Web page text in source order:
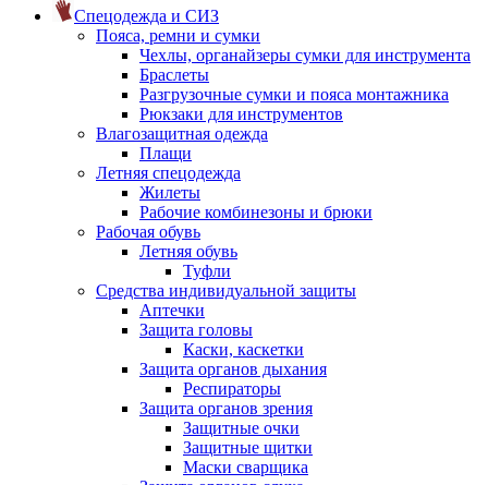
Спецодежда и СИЗ
Пояса, ремни и сумки
Чехлы, органайзеры сумки для инструмента
Браслеты
Разгрузочные сумки и пояса монтажника
Рюкзаки для инструментов
Влагозащитная одежда
Плащи
Летняя спецодежда
Жилеты
Рабочие комбинезоны и брюки
Рабочая обувь
Летняя обувь
Туфли
Средства индивидуальной защиты
Аптечки
Защита головы
Каски, каскетки
Защита органов дыхания
Респираторы
Защита органов зрения
Защитные очки
Защитные щитки
Маски сварщика